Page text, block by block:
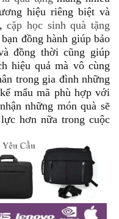
hiệu riêng biệt và
cặp học sinh quà tặng
đồng hành giúp bảo
đồng thời cũng giúp
hiệu quả mà vô cùng
trong gia đình những
mẩu mã phù hợp với
những món quà sẽ
hơn nữa trong cuộc